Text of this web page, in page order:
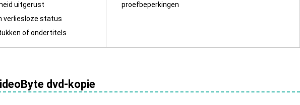
uitgerust
verliesloze status
of ondertitels
proefbeperkingen
dvd-kopie